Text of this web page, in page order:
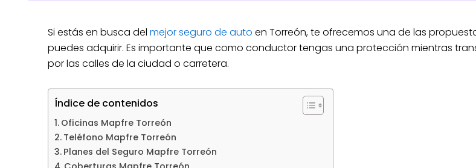
Si estás en busca del mejor seguro de auto en Torreón, te ofrecemos una de las
puedes adquirir. Es importante que como conductor tengas una protección mientras
por las calles de la ciudad o carretera.
Índice de contenidos
Oficinas Mapfre Torreón
Teléfono Mapfre Torreón
Planes del Seguro Mapfre Torreón